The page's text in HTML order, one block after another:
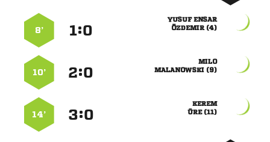
 
 
:
8’

 
:
10’

 
:
14’